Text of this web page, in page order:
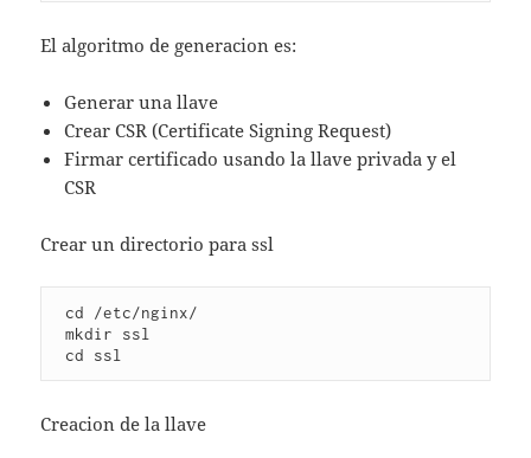
El algoritmo de generacion es:
Generar una llave
Crear CSR (Certificate Signing Request)
Firmar certificado usando la llave privada y el
CSR
Crear un directorio para ssl
mkdir ssl
cd ssl
Creacion de la llave